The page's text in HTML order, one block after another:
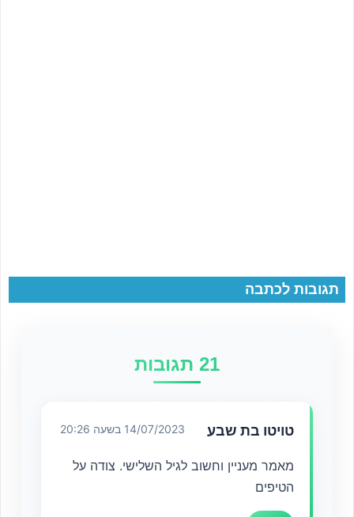
תגובות לכתבה
21 תגובות
טויטו בת שבע 14/07/2023 בשעה 20:26
מאמר מעניין וחשוב לגיל השלישי. צודה על
הטיפים